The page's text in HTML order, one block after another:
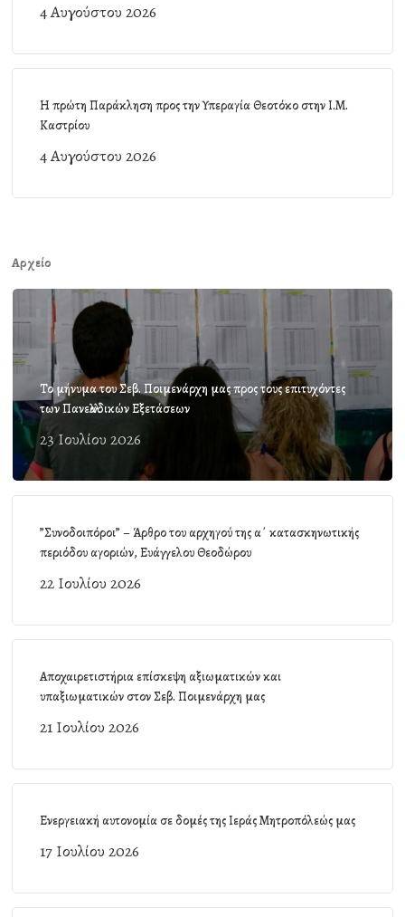
4 Αυγούστου 2026
Η πρώτη Παράκληση προς την Υπεραγία Θεοτόκο στην Ι.Μ.
Καστρίου
4 Αυγούστου 2026
Αρχείο
Το μήνυμα του Σεβ. Ποιμενάρχη μας προς τους επιτυχόντες
των Πανελλαδικών Εξετάσεων
23 Ιουλίου 2026
”Συνοδοιπόροι” – Άρθρο του αρχηγού της α΄ κατασκηνωτικής
περιόδου αγοριών, Ευάγγελου Θεοδώρου
22 Ιουλίου 2026
Αποχαιρετιστήρια επίσκεψη αξιωματικών και
υπαξιωματικών στον Σεβ. Ποιμενάρχη μας
21 Ιουλίου 2026
Ενεργειακή αυτονομία σε δομές της Ιεράς Μητροπόλεώς μας
17 Ιουλίου 2026